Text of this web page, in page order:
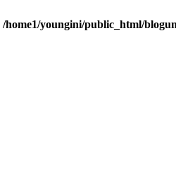
/home1/youngini/public_html/